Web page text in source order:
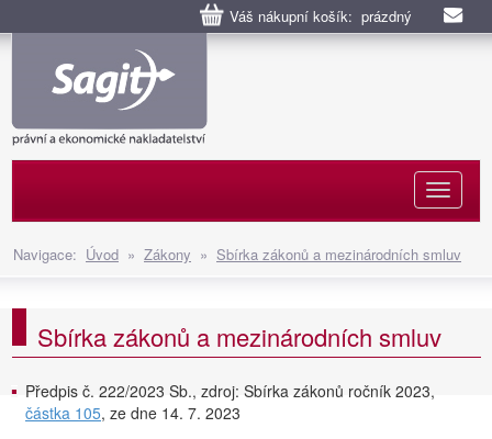
Váš nákupní košík: prázdný
Navigace: Úvod » Zákony » Sbírka zákonů a mezinárodních smluv
Sbírka zákonů a mezinárodních smluv
Předpis č. 222/2023 Sb., zdroj: Sbírka zákonů ročník 2023,
částka 105, ze dne 14. 7. 2023